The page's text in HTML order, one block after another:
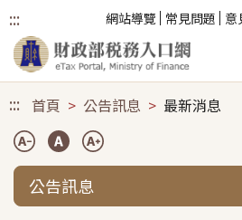
::: 網站導覽 常見問題 意
::: 首頁 公告訊息 最新消息
公告訊息